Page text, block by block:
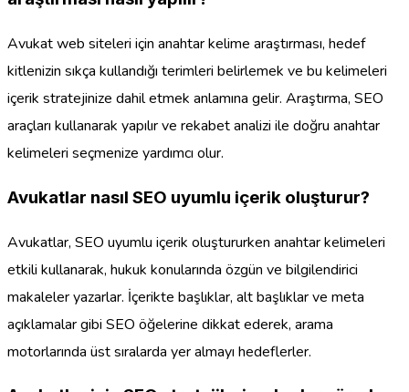
Avukat web siteleri için anahtar kelime araştırması, hedef
kitlenizin sıkça kullandığı terimleri belirlemek ve bu kelimeleri
içerik stratejinize dahil etmek anlamına gelir. Araştırma, SEO
araçları kullanarak yapılır ve rekabet analizi ile doğru anahtar
kelimeleri seçmenize yardımcı olur.
Avukatlar nasıl SEO uyumlu içerik oluşturur?
Avukatlar, SEO uyumlu içerik oluştururken anahtar kelimeleri
etkili kullanarak, hukuk konularında özgün ve bilgilendirici
makaleler yazarlar. İçerikte başlıklar, alt başlıklar ve meta
açıklamalar gibi SEO öğelerine dikkat ederek, arama
motorlarında üst sıralarda yer almayı hedeflerler.